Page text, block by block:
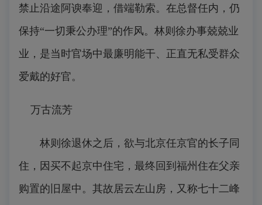
禁止沿途阿谀奉迎，借端勒索。在总督任内，仍
保持“一切秉公办理”的作风。林则徐办事兢兢业
业，是当时官场中最廉明能干、正直无私受群众
爱戴的好官。
万古流芳
林则徐退休之后，欲与北京任京官的长子同
住，因买不起京中住宅，最终回到福州住在父亲
购置的旧屋中。其故居云左山房，又称七十二峰